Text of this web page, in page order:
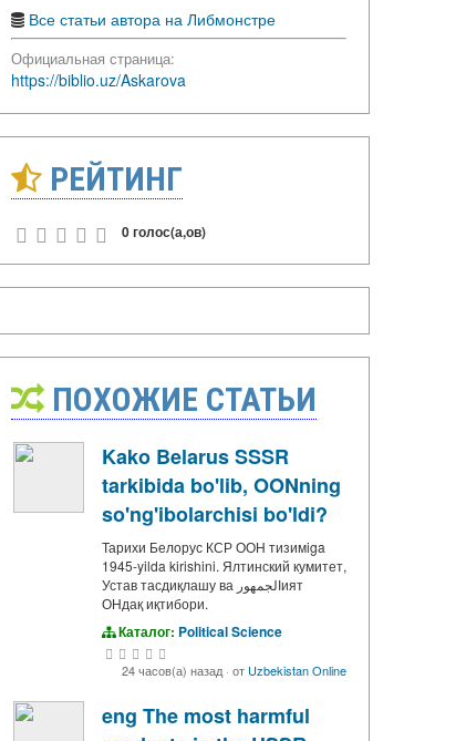
Все статьи автора на Либмонстре
Официальная страница:
https://biblio.uz/Askarova
РЕЙТИНГ
0 голос(а,ов)
ПОХОЖИЕ СТАТЬИ
Kako Belarus SSSR
tarkibida bo'lib, OONning
so'ng'ibolarchisi bo'ldi?
Тарихи Белорус КСР ООН тизимiga
1945-yilda kirishini. Ялтинский кумитет,
Устав тасдиқлашу ва الجمهورият
ОНдақ иқтибори.
Каталог: Political Science
24 часов(а) назад· от Uzbekistan Online
eng The most harmful